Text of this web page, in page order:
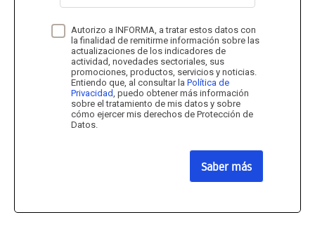
Autorizo a INFORMA, a tratar estos datos con
la finalidad de remitirme información sobre las
actualizaciones de los indicadores de
actividad, novedades sectoriales, sus
promociones, productos, servicios y noticias.
Entiendo que, al consultar la Política de
Privacidad, puedo obtener más información
sobre el tratamiento de mis datos y sobre
cómo ejercer mis derechos de Protección de
Datos.
Saber más